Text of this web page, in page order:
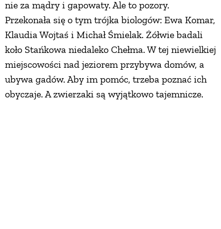
nie za mądry i gapowaty. Ale to pozory.
Przekonała się o tym trójka biologów: Ewa Komar,
Klaudia Wojtaś i Michał Śmielak. Żółwie badali
koło Stańkowa niedaleko Chełma. W tej niewielkiej
miejscowości nad jeziorem przybywa domów, a
ubywa gadów. Aby im pomóc, trzeba poznać ich
obyczaje. A zwierzaki są wyjątkowo tajemnicze.